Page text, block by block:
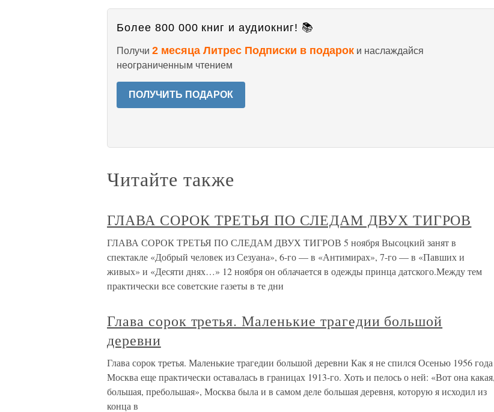
Более 800 000 книг и аудиокниг! 📚
Получи 2 месяца Литрес Подписки в подарок и наслаждайся
неограниченным чтением
ПОЛУЧИТЬ ПОДАРОК
Читайте также
ГЛАВА СОРОК ТРЕТЬЯ ПО СЛЕДАМ ДВУХ ТИГРОВ
ГЛАВА СОРОК ТРЕТЬЯ ПО СЛЕДАМ ДВУХ ТИГРОВ 5 ноября Высоцкий занят в
спектакле «Добрый человек из Сезуана», 6-го — в «Антимирах», 7-го — в «Павших и
живых» и «Десяти днях…» 12 ноября он облачается в одежды принца датского.Между тем
практически все советские газеты в те дни
Глава сорок третья. Маленькие трагедии большой
деревни
Глава сорок третья. Маленькие трагедии большой деревни Как я не спился Осенью 1956 года
Москва еще практически оставалась в границах 1913-го. Хоть и пелось о ней: «Вот она какая,
большая, пребольшая», Москва была и в самом деле большая деревня, которую я исходил из
конца в